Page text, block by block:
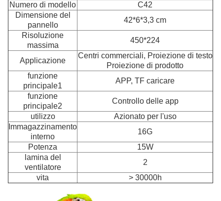
Numero di modello
C42
Dimensione del
pannello
42*6*3,3 cm
Risoluzione
massima
450*224
Applicazione
Centri commerciali, Proiezione di testo
Proiezione di prodotto
funzione
principale1
APP, TF caricare
funzione
principale2
Controllo delle app
utilizzo
Azionato per l'uso
Immagazzinamento
interno
16G
Potenza
15W
lamina del
ventilatore
2
vita
> 30000h